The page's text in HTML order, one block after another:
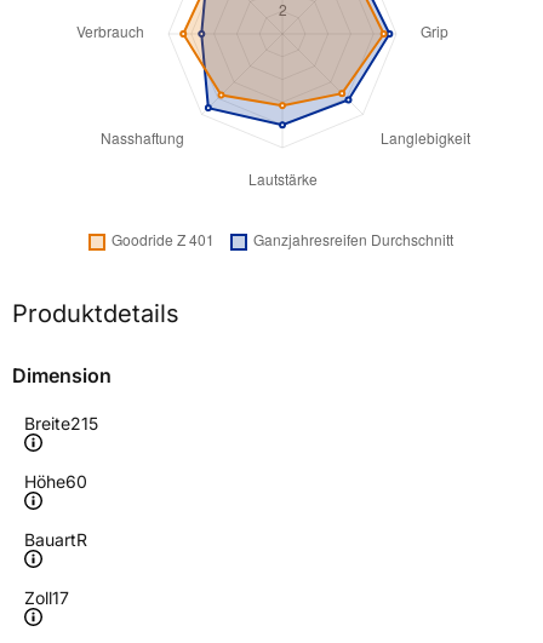
Produktdetails
Dimension
Breite215
Höhe60
BauartR
Zoll17